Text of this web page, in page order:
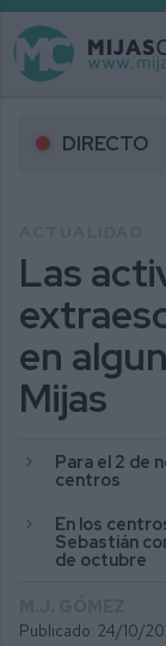
DIRECTO
Las
en
Mijas
Para el 2 de
centros
En los
Sebastián
de octubre
Publicado: 24/10/